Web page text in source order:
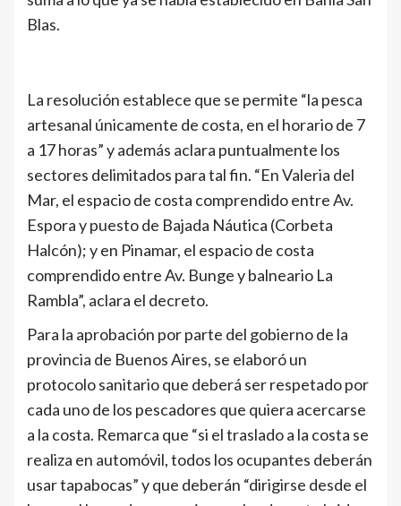
Blas.
La resolución establece que se permite “la pesca
artesanal únicamente de costa, en el horario de 7
a 17 horas” y además aclara puntualmente los
sectores delimitados para tal fin. “En Valeria del
Mar, el espacio de costa comprendido entre Av.
Espora y puesto de Bajada Náutica (Corbeta
Halcón); y en Pinamar, el espacio de costa
comprendido entre Av. Bunge y balneario La
Rambla”, aclara el decreto.
Para la aprobación por parte del gobierno de la
provincia de Buenos Aires, se elaboró un
protocolo sanitario que deberá ser respetado por
cada uno de los pescadores que quiera acercarse
a la costa. Remarca que “si el traslado a la costa se
realiza en automóvil, todos los ocupantes deberán
usar tapabocas” y que deberán “dirigirse desde el